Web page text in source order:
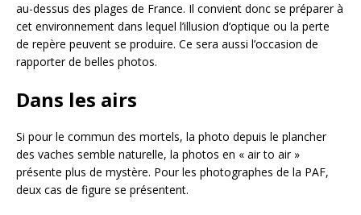
au-dessus des plages de France. Il convient donc se préparer à
cet environnement dans lequel l’illusion d’optique ou la perte
de repère peuvent se produire. Ce sera aussi l’occasion de
rapporter de belles photos.
Dans les airs
Si pour le commun des mortels, la photo depuis le plancher
des vaches semble naturelle, la photos en « air to air »
présente plus de mystère. Pour les photographes de la PAF,
deux cas de figure se présentent.